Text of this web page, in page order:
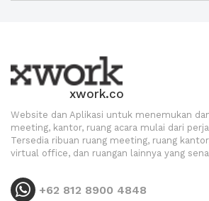
xwork.co
Website dan Aplikasi untuk menemukan
meeting, kantor, ruang acara mulai dari
Tersedia ribuan ruang meeting, ruang
virtual office, dan ruangan lainnya yang
+62 812 8900 4848